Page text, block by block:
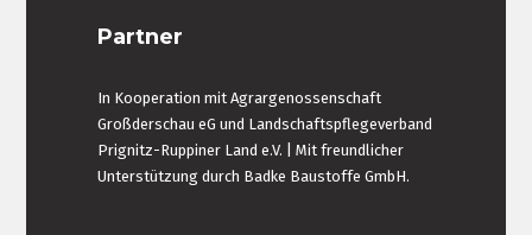
Partner
In Kooperation mit Agrargenossenschaft
Großderschau eG und Landschaftspflegeverband
Prignitz-Ruppiner Land e.V. | Mit freundlicher
Unterstützung durch Badke Baustoffe GmbH.